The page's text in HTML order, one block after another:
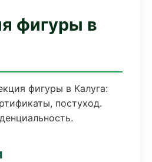
фигуры в
фигуры в Калуга:
постуход.